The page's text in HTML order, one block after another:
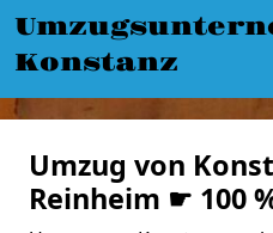
Konstanz
Umzug von
Reinheim ☛ 100